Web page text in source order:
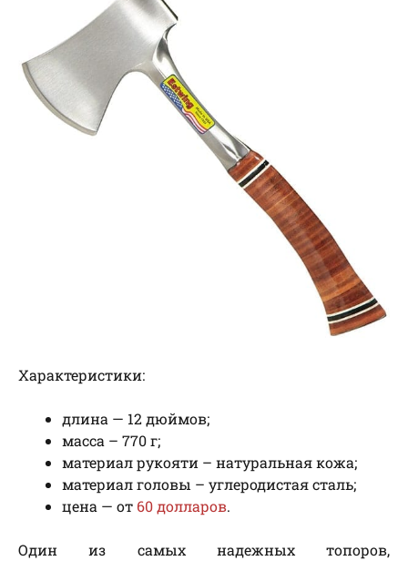
Характеристики:
длина — 12 дюймов;
масса – 770 г;
материал рукояти – натуральная кожа;
материал головы – углеродистая сталь;
цена — от 60 долларов.
Один из самых надежных топоров,